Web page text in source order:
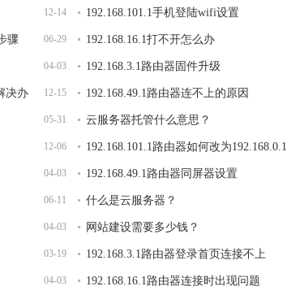
12-14 192.168.101.1手机登陆wifi设置
06-29
骤 192.168.16.1打不开怎么办
04-03 192.168.3.1路由器固件升级
12-15
决办 192.168.49.1路由器连不上的原因
05-31 云服务器托管什么意思？
12-06 192.168.101.1路由器如何改为192.168.0.1
04-03 192.168.49.1路由器同屏器设置
06-11 什么是云服务器？
04-03 网站建设需要多少钱？
03-19 192.168.3.1路由器登录首页连接不上
04-03 192.168.16.1路由器连接时出现问题